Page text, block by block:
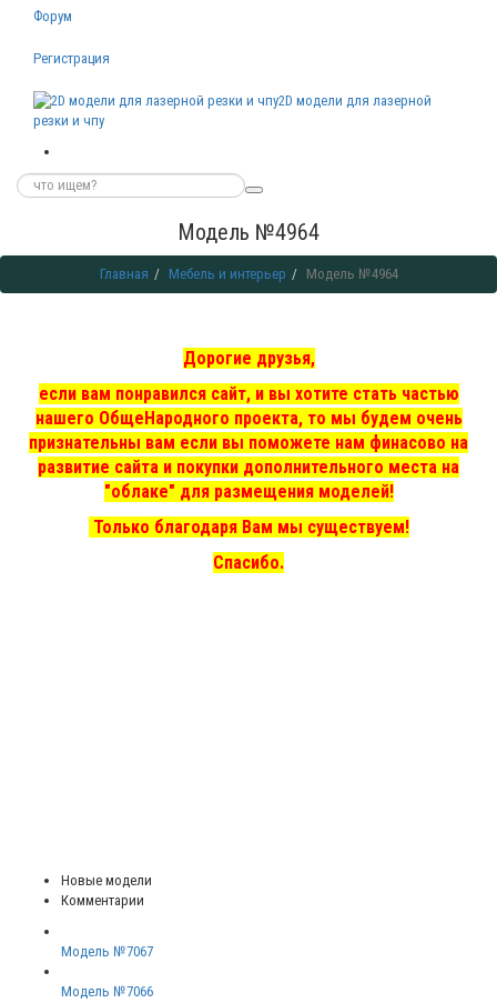
Форум
Регистрация
2D модели для лазерной
резки и чпу
Модель №4964
Главная Мебель и интерьер Модель №4964
Дорогие друзья,
если вам понравился сайт, и вы хотите стать частью
нашего ОбщеНародного проекта, то мы будем очень
признательны вам если вы поможете нам финасово на
развитие сайта и покупки дополнительного места на
"облаке" для размещения моделей!
Только благодаря Вам мы существуем!
Спасибо.
Новые модели
Комментарии
Модель №7067
Модель №7066